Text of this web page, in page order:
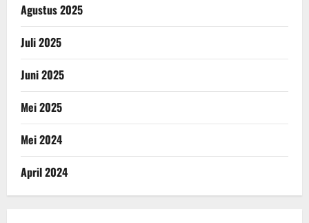
Agustus 2025
Juli 2025
Juni 2025
Mei 2025
Mei 2024
April 2024